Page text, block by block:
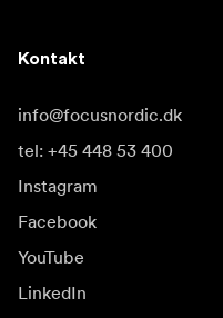
Kontakt
info@focusnordic.dk
tel: +45 448 53 400
Instagram
Facebook
YouTube
LinkedIn